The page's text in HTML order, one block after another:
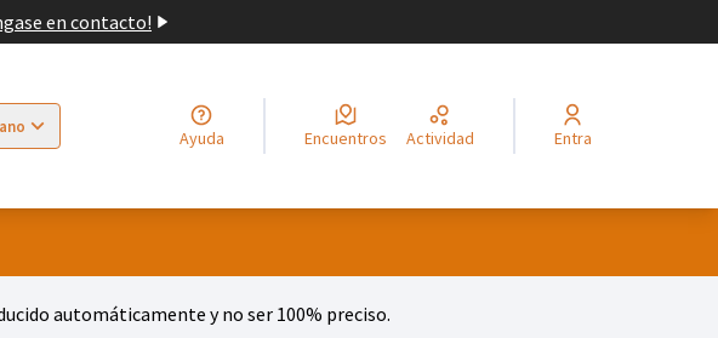
en contacto!
Choose language Elegir el idioma Choisir la langue Alege limba Izberi jezikOdaberite jezik
Ayuda Encuentros Actividad Entra
automáticamente y no ser 100% preciso.